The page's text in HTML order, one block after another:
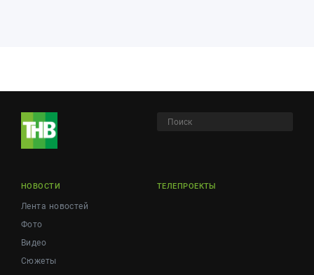
НОВОСТИ
Лента новостей
Фото
Видео
Сюжеты
ТЕЛЕПРОЕКТЫ